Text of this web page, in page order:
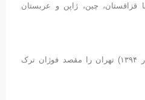
قزاقستان، چین، ژاپن و عربستان
ملی پوشان روز یکشنبه (۲۲ آذر ۱۳۹۴) تهران را مقصد فوژان ترک